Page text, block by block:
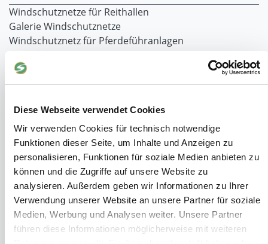
Diese Webseite verwendet Cookies
Wir verwenden Cookies für technisch notwendige
Funktionen dieser Seite, um Inhalte und Anzeigen zu
personalisieren, Funktionen für soziale Medien anbieten zu
können und die Zugriffe auf unsere Website zu
analysieren. Außerdem geben wir Informationen zu Ihrer
Verwendung unserer Website an unsere Partner für soziale
Medien, Werbung und Analysen weiter. Unsere Partner
führen diese Informationen möglicherweise mit weiteren
Windschutznetze für Reithallen
Galerie Windschutznetze
Windschutznetz für Pferdeführanlagen
Lubratec Tore
Lubratec Fronten
Windschutznetz mit Ösen
Windschutznetz mit Keder
PVC Lamellen für Pferdeställe
Windschutznetz Meterware
Rollvorhang-Systeme
Schiebevorhang
Windnetzrecher
SIMAtex-Windschutznetze
Windschutznetze für Carports und Terrassen